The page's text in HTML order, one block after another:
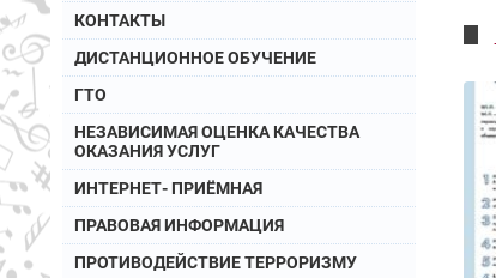
КОНТАКТЫ
ДИСТАНЦИОННОЕ ОБУЧЕНИЕ
ГТО
НЕЗАВИСИМАЯ ОЦЕНКА КАЧЕСТВА
ОКАЗАНИЯ УСЛУГ
ИНТЕРНЕТ- ПРИЁМНАЯ
ПРАВОВАЯ ИНФОРМАЦИЯ
ПРОТИВОДЕЙСТВИЕ ТЕРРОРИЗМУ